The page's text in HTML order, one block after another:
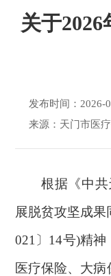
关于
发布时间：2026-
来源：天门市医
根据《中
展脱贫攻坚成
021〕14号)精
医疗保险、大